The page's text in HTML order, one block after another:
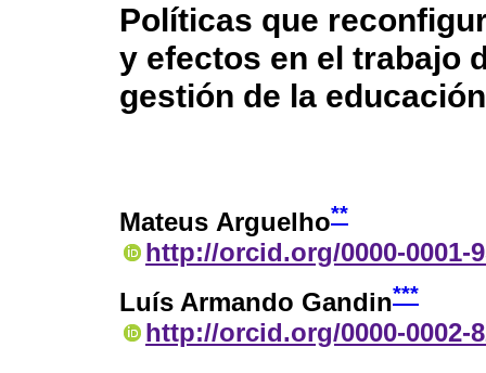
Políticas que
y efectos en el trabajo
gestión de la
Mateus Arguelho**
http://orcid.org/0000-0001-
Luís Armando Gandin***
http://orcid.org/0000-0002-